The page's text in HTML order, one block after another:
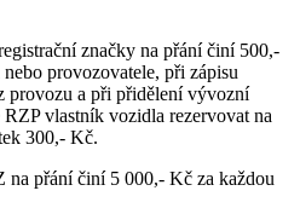
značky na přání činí 500,-
provozovatele, při zápisu
provozu a při přidělení vývozní
vlastník vozidla rezervovat na
300,- Kč.
na přání činí 5 000,- Kč za každou